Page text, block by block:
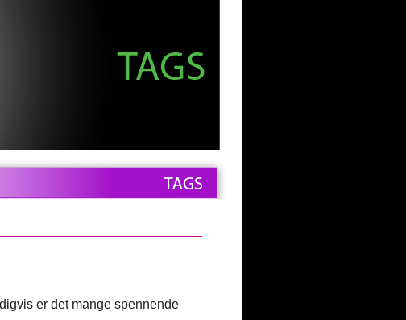
er det mange spennende